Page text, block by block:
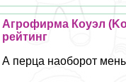
Агрофирма Коуэл
рейтинг
А перца наоборот